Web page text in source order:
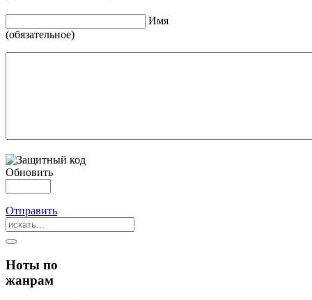
Имя
(обязательное)
Обновить
Отправить
Ноты по
жанрам